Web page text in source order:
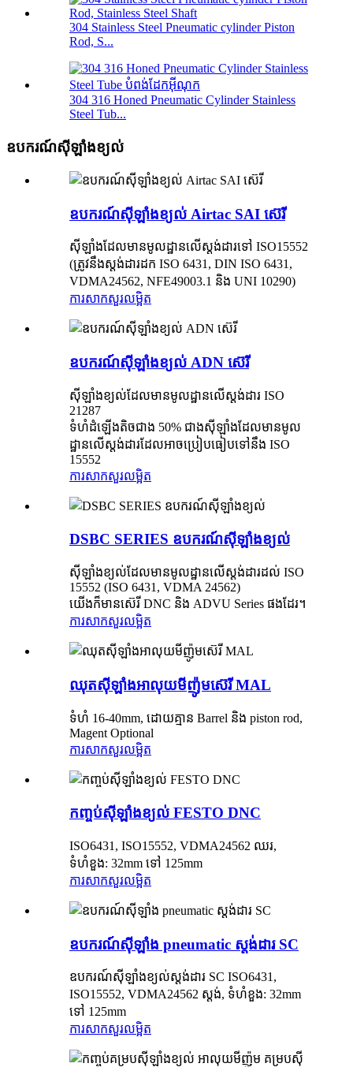
304 Stainless Steel Pneumatic cylinder Piston
Rod, S...
304 316 Honed Pneumatic Cylinder Stainless
Steel Tub...
ឧបករណ៍ស៊ីឡាំងខ្យល់
ឧបករណ៍ស៊ីឡាំងខ្យល់ Airtac SAI ស៊េរី
ស៊ីឡាំងដែលមានមូលដ្ឋានលើស្តង់ដារទៅ ISO15552
(ត្រូវនឹងស្តង់ដារដក ISO 6431, DIN ISO 6431,
VDMA24562, NFE49003.1 និង UNI 10290)
ការសាកសួរលម្អិត
ឧបករណ៍ស៊ីឡាំងខ្យល់ ADN ស៊េរី
ស៊ីឡាំងខ្យល់ដែលមានមូលដ្ឋានលើស្តង់ដារ ISO
21287
ទំហំដំឡើងតិចជាង 50% ជាងស៊ីឡាំងដែលមានមូល
ដ្ឋានលើស្តង់ដារដែលអាចប្រៀបធៀបទៅនឹង ISO
15552
ការសាកសួរលម្អិត
DSBC SERIES ឧបករណ៍ស៊ីឡាំងខ្យល់
ស៊ីឡាំងខ្យល់ដែលមានមូលដ្ឋានលើស្តង់ដារដល់ ISO
15552 (ISO 6431, VDMA 24562)
យើងក៏មានស៊េរី DNC និង ADVU Series ផងដែរ។
ការសាកសួរលម្អិត
ឈុតស៊ីឡាំងអាលុយមីញ៉ូមស៊េរី MAL
ទំហំ 16-40mm, ដោយគ្មាន Barrel និង piston rod,
Magent Optional
ការសាកសួរលម្អិត
កញ្ចប់ស៊ីឡាំងខ្យល់ FESTO DNC
ISO6431, ISO15552, VDMA24562 ឈរ,
ទំហំខួង: 32mm ទៅ 125mm
ការសាកសួរលម្អិត
ឧបករណ៍ស៊ីឡាំង pneumatic ស្តង់ដារ SC
ឧបករណ៍ស៊ីឡាំងខ្យល់ស្តង់ដារ SC ISO6431,
ISO15552, VDMA24562 ស្តង់, ទំហំខួង: 32mm
ទៅ 125mm
ការសាកសួរលម្អិត